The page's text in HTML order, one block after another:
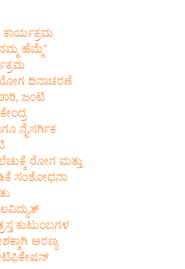
ಕಾರ್ಯಕ್ರಮ
ಹೆಮ್ಮೆ”
ದಿನಾಚರಣೆ
ಜಂಟಿ
ನೈಸರ್ಗಿಕ
ರೋಗ ಮತ್ತು
ಸಂಶೋಧನಾ
ಕುಟುಂಬಗಳ
ಅರಣ್ಯ